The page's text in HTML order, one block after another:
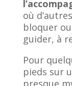
où
bloquer
guider, à
Pour
pieds sur
presque